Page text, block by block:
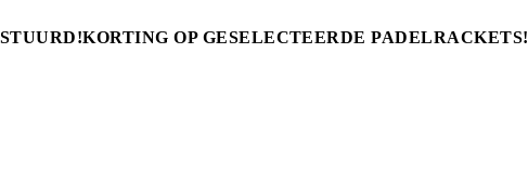
KORTING OP GESELECTEERDE PADELRACKETS!